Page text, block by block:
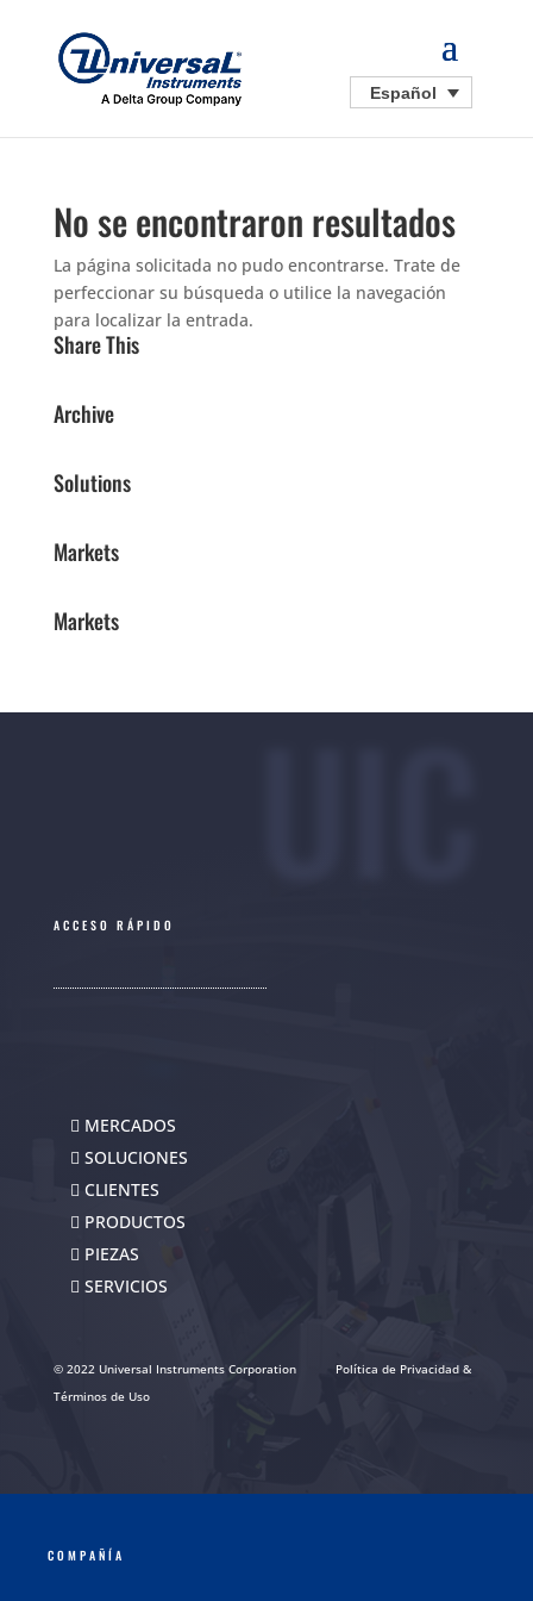
Español
No se encontraron resultados
La página solicitada no pudo encontrarse. Trate de
perfeccionar su búsqueda o utilice la navegación
para localizar la entrada.
Share This
Archive
Solutions
Markets
Markets
ACCESO RÁPIDO
MERCADOS
SOLUCIONES
CLIENTES
PRODUCTOS
PIEZAS
SERVICIOS
© 2022 Universal Instruments Corporation
Política de Privacidad &
Términos de Uso
COMPAÑÍA